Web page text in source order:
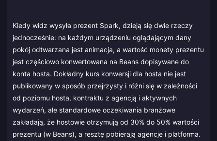
Kiedy widz wysyła prezent Spark, dzieją się dwie rzeczy
jednocześnie: na każdym urządzeniu oglądającym dany
pokój odtwarzana jest animacja, a wartość monety prezentu
jest częściowo konwertowana na Beans dopisywane do
konta hosta. Dokładny kurs konwersji dla hosta nie jest
publikowany w sposób przejrzysty i różni się w zależności
od poziomu hosta, kontraktu z agencją i aktywnych
wydarzeń, ale standardowe oczekiwania branżowe
zakładają, że hostowie otrzymują od 30% do 50% wartości
prezentu (w Beans), a resztę pobierają agencje i platforma.